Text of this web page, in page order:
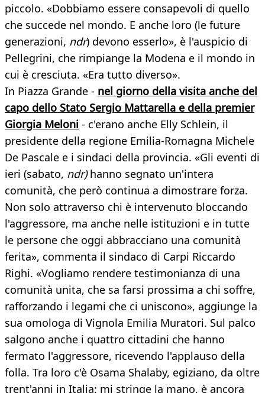
piccolo. «Dobbiamo essere consapevoli di quello
che succede nel mondo. E anche loro (le future
generazioni, ndr) devono esserlo», è l'auspicio di
Pellegrini, che rimpiange la Modena e il mondo in
cui è cresciuta. «Era tutto diverso».
In Piazza Grande - nel giorno della visita anche del
capo dello Stato Sergio Mattarella e della premier
Giorgia Meloni - c'erano anche Elly Schlein, il
presidente della regione Emilia-Romagna Michele
De Pascale e i sindaci della provincia. «Gli eventi di
ieri (sabato, ndr)hanno segnato un'intera
comunità, che però continua a dimostrare forza.
Non solo attraverso chi è intervenuto bloccando
l'aggressore, ma anche nelle istituzioni e in tutte
le persone che oggi abbracciano una comunità
ferita», commenta il sindaco di Carpi Riccardo
Righi. «Vogliamo rendere testimonianza di una
comunità unita, che sa farsi prossima a chi soffre,
rafforzando i legami che ci uniscono», aggiunge la
sua omologa di Vignola Emilia Muratori. Sul palco
salgono anche i quattro cittadini che hanno
fermato l'aggressore, ricevendo l'applauso della
folla. Tra loro c'è Osama Shalaby, egiziano, da oltre
trent'anni in Italia: mi stringe la mano, è ancora